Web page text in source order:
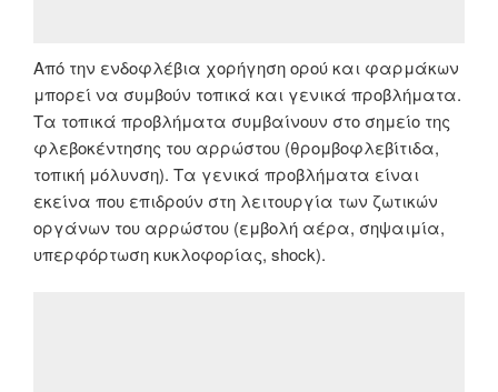
Από την ενδοφλέβια χορήγηση ορού και φαρμάκων
μπορεί να συμβούν τοπικά και γενικά προβλήματα.
Τα τοπικά προβλήματα συμβαίνουν στο σημείο της
φλεβοκέντησης του αρρώστου (θρομβοφλεβίτιδα,
τοπική μόλυνση). Τα γενικά προβλήματα είναι
εκείνα που επιδρούν στη λειτουργία των ζωτικών
οργάνων του αρρώστου (εμβολή αέρα, σηψαιμία,
υπερφόρτωση κυκλοφορίας, shock).